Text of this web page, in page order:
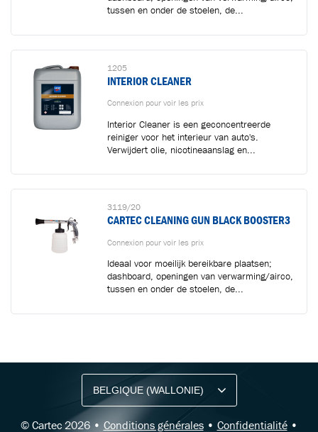
tussen en onder de stoelen, de...
1205
INTERIOR CLEANER
Connexion pour voir les prix
Interior Cleaner is een geconcentreerde
reiniger voor het interieur van auto's.
Verwijdert olie, nicotineaanslag en...
3119/20
CARTEC CLEANING GUN BLACK BOOSTER3
Connexion pour voir les prix
Ideaal voor moeilijk bereikbare plaatsen;
dashboard, openingen van verwarming/airco,
tussen en onder de stoelen, de...
© Cartec 2026 • Conditions générales• Confidentialité•
RESTEZ INFORMÉ AVEC NOTRE NEWSLETTER
Recevez des conseils professionnels,
des offres et des mises à jour produit de Cartec.